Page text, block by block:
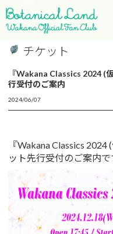
チケット
『Wakana Classics 2024 (
行受付のご案内
2024/06/07
『Wakana Classics
ット先行受付のご案内で